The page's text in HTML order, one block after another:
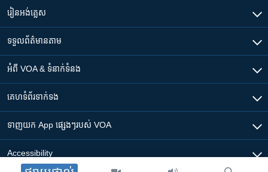
រៀន​​អង់គ្លេស
ទទួល​ព័ត៌មាន​តាម
អំពី​ VOA & ទំនាក់ទំនង
គេហទំព័រ​​ទាក់ទង
ទាញយក​ App ផ្សេងៗ​របស់​ VOA
Accessibility